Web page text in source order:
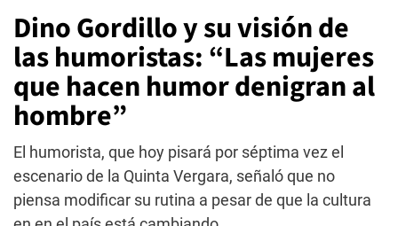
Dino Gordillo y su visión de
las humoristas: “Las mujeres
que hacen humor denigran al
hombre”
El humorista, que hoy pisará por séptima vez el
escenario de la Quinta Vergara, señaló que no
piensa modificar su rutina a pesar de que la cultura